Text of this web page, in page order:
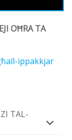
OĦRA TA
ippakkjar
TAL-